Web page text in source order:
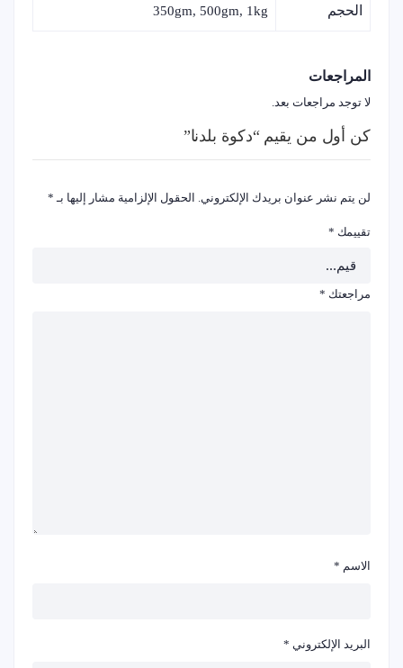
الحجم 350gm, 500gm, 1kg
المراجعات
لا توجد مراجعات بعد.
كن أول من يقيم “دكوة بلدنا”
لن يتم نشر عنوان بريدك الإلكتروني. الحقول الإلزامية مشار إليها بـ *
تقييمك *
مراجعتك *
الاسم *
البريد الإلكتروني *